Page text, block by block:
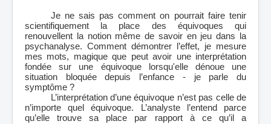
Je ne sais pas comment on pourrait faire tenir
scientifiquement la place des équivoques qui
renouvellent la notion même de savoir en jeu dans la
psychanalyse. Comment démontrer l’effet, je mesure
mes mots, magique que peut avoir une interprétation
fondée sur une équivoque lorsqu'elle dénoue une
situation bloquée depuis l’enfance - je parle du
symptôme ?
L’interprétation d’une équivoque n’est pas celle de
n’importe quel équivoque. L’analyste l’entend parce
qu’elle trouve sa place par rapport à ce qu’il a